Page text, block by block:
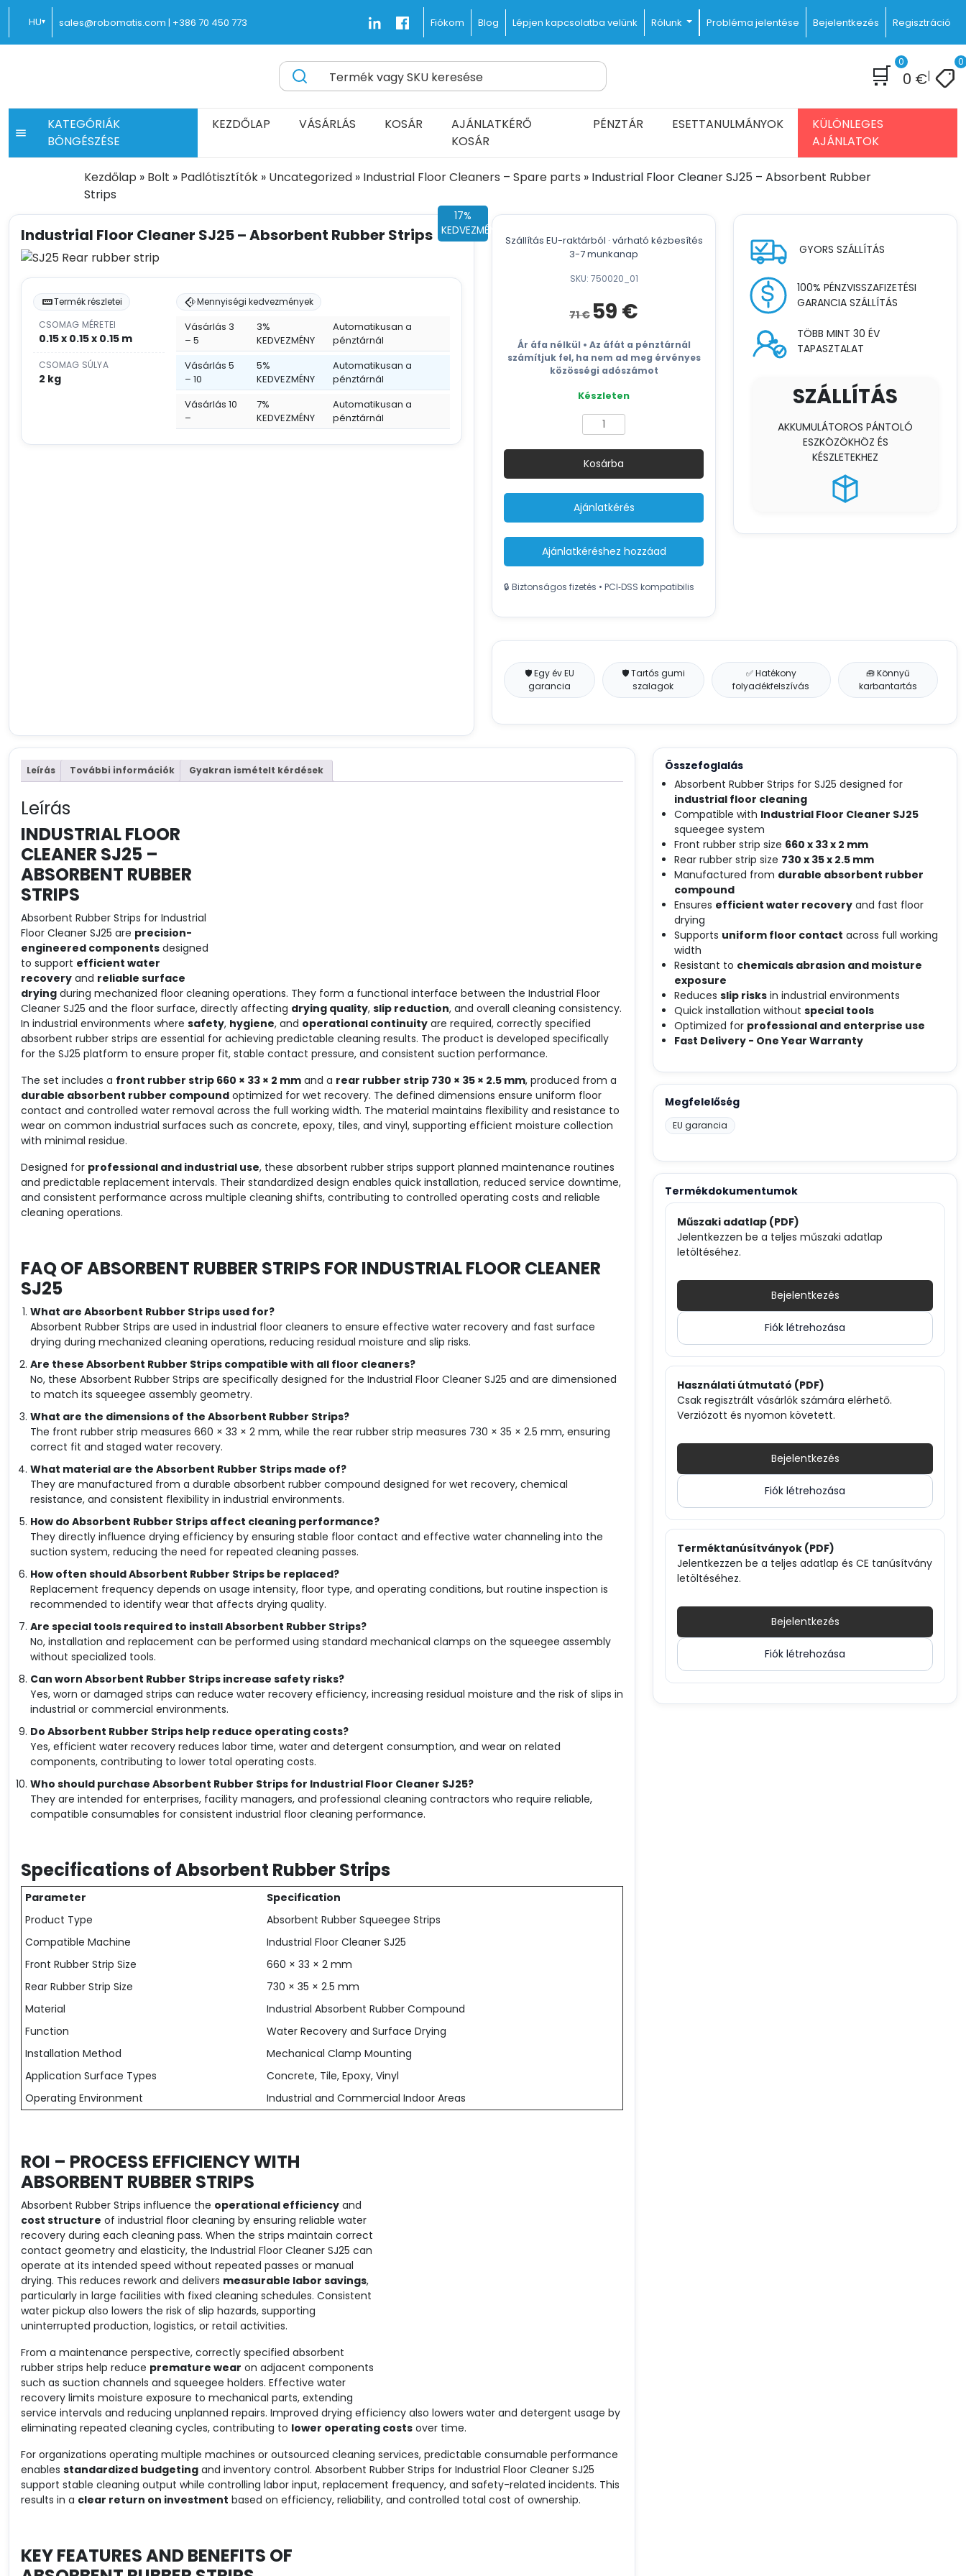
Ugrás
tartalomra
HU▾ sales@robomatis.com | +386 70 450 773 Fiókom Blog Lépjen kapcsolatba velünk Rólunk Probléma jelentése Bejelentkezés Regisztráció
pantolas.hu® – Kiváló minőségű csomagolóeszközök gyors kiszállítása
Battery Strapping Tools and Packing Machines Delivered Fast and Free
Termék vagy SKU keresése 🛒 0
0 €|
0
KATEGÓRIÁK
BÖNGÉSZÉSE
KEZDŐLAP VÁSÁRLÁS KOSÁR
AJÁNLATKÉRŐ
KOSÁR
PÉNZTÁR ESETTANULMÁNYOK
KÜLÖNLEGES
AJÁNLATOK
Kezdőlap » Bolt » Padlótisztítók » Uncategorized » Industrial Floor Cleaners – Spare parts » Industrial Floor Cleaner SJ25 – Absorbent Rubber
Strips
Industrial Floor Cleaner SJ25 – Absorbent Rubber Strips
17%
KEDVEZMÉNY
Termék részletei
CSOMAG MÉRETEI
0.15 x 0.15 x 0.15 m
CSOMAG SÚLYA
2 kg
Mennyiségi kedvezmények
Vásárlás 3
– 5
3%
KEDVEZMÉNY
Automatikusan a
pénztárnál
Vásárlás 5
– 10
5%
KEDVEZMÉNY
Automatikusan a
pénztárnál
Vásárlás 10
–
7%
KEDVEZMÉNY
Automatikusan a
pénztárnál
Szállítás EU-raktárból · várható kézbesítés
3-7 munkanap
SKU: 750020_01
71€
Det
ursprungliga
var:
71 €.
59 €
är:
59 €.
Ár áfa nélkül • Az áfát a pénztárnál
számítjuk fel, ha nem ad meg érvényes
közösségi adószámot
Készleten
Industrial
Floor
Cleaner
SJ25
-
Absorbent
Rubber
Strips
mennyiség
Kosárba
Ajánlatkérés
Ajánlatkéréshez hozzáad
🔒 Biztonságos fizetés • PCI‑DSS kompatibilis
GYORS SZÁLLÍTÁS
100% PÉNZVISSZAFIZETÉSI
GARANCIA SZÁLLÍTÁS
TÖBB MINT 30 ÉV
TAPASZTALAT
SZÁLLÍTÁS
AKKUMULÁTOROS PÁNTOLÓ
ESZKÖZÖKHÖZ ÉS
KÉSZLETEKHEZ
🛡️ Egy év EU
garancia
🛡️ Tartós gumi
szalagok
✅ Hatékony
folyadékfelszívás
🧰 Könnyű
karbantartás
Leírás További információk Gyakran ismételt kérdések
Leírás
INDUSTRIAL FLOOR
CLEANER SJ25 –
ABSORBENT RUBBER
STRIPS
Absorbent Rubber Strips for Industrial
Floor Cleaner SJ25 are precision-
engineered components designed
to support efficient water
recovery and reliable surface
drying during mechanized floor cleaning operations. They form a functional interface between the Industrial Floor
Cleaner SJ25 and the floor surface, directly affecting drying quality, slip reduction, and overall cleaning consistency.
In industrial environments where safety, hygiene, and operational continuity are required, correctly specified
absorbent rubber strips are essential for achieving predictable cleaning results. The product is developed specifically
for the SJ25 platform to ensure proper fit, stable contact pressure, and consistent suction performance.
The set includes a front rubber strip 660 × 33 × 2 mm and a rear rubber strip 730 × 35 × 2.5 mm, produced from a
durable absorbent rubber compound optimized for wet recovery. The defined dimensions ensure uniform floor
contact and controlled water removal across the full working width. The material maintains flexibility and resistance to
wear on common industrial surfaces such as concrete, epoxy, tiles, and vinyl, supporting efficient moisture collection
with minimal residue.
Designed for professional and industrial use, these absorbent rubber strips support planned maintenance routines
and predictable replacement intervals. Their standardized design enables quick installation, reduced service downtime,
and consistent performance across multiple cleaning shifts, contributing to controlled operating costs and reliable
cleaning operations.
FAQ OFABSORBENT RUBBER STRIPS FOR INDUSTRIAL FLOOR CLEANER
SJ25
What are Absorbent Rubber Strips used for?
Absorbent Rubber Strips are used in industrial floor cleaners to ensure effective water recovery and fast surface
drying during mechanized cleaning operations, reducing residual moisture and slip risks.
Are these Absorbent Rubber Strips compatible with all floor cleaners?
No, these Absorbent Rubber Strips are specifically designed for the Industrial Floor Cleaner SJ25 and are dimensioned
to match its squeegee assembly geometry.
What are the dimensions of the Absorbent Rubber Strips?
The front rubber strip measures 660 × 33 × 2 mm, while the rear rubber strip measures 730 × 35 × 2.5 mm, ensuring
correct fit and staged water recovery.
What material are the Absorbent Rubber Strips made of?
They are manufactured from a durable absorbent rubber compound designed for wet recovery, chemical
resistance, and consistent flexibility in industrial environments.
How do Absorbent Rubber Strips affect cleaning performance?
They directly influence drying efficiency by ensuring stable floor contact and effective water channeling into the
suction system, reducing the need for repeated cleaning passes.
How often should Absorbent Rubber Strips be replaced?
Replacement frequency depends on usage intensity, floor type, and operating conditions, but routine inspection is
recommended to identify wear that affects drying quality.
Are special tools required to install Absorbent Rubber Strips?
No, installation and replacement can be performed using standard mechanical clamps on the squeegee assembly
without specialized tools.
Can worn Absorbent Rubber Strips increase safety risks?
Yes, worn or damaged strips can reduce water recovery efficiency, increasing residual moisture and the risk of slips in
industrial or commercial environments.
Do Absorbent Rubber Strips help reduce operating costs?
Yes, efficient water recovery reduces labor time, water and detergent consumption, and wear on related
components, contributing to lower total operating costs.
Who should purchase Absorbent Rubber Strips for Industrial Floor Cleaner SJ25?
They are intended for enterprises, facility managers, and professional cleaning contractors who require reliable,
compatible consumables for consistent industrial floor cleaning performance.
Specifications of Absorbent Rubber Strips
Parameter
Specification
Product Type
Absorbent Rubber Squeegee Strips
Compatible Machine
Industrial Floor Cleaner SJ25
Front Rubber Strip Size
660 × 33 × 2 mm
Rear Rubber Strip Size
730 × 35 × 2.5 mm
Material
Industrial Absorbent Rubber Compound
Function
Water Recovery and Surface Drying
Installation Method
Mechanical Clamp Mounting
Application Surface Types
Concrete, Tile, Epoxy, Vinyl
Operating Environment
Industrial and Commercial Indoor Areas
ROI – PROCESS EFFICIENCY WITH
ABSORBENT RUBBER STRIPS
Absorbent Rubber Strips influence the operational efficiency and
cost structure of industrial floor cleaning by ensuring reliable water
recovery during each cleaning pass. When the strips maintain correct
contact geometry and elasticity, the Industrial Floor Cleaner SJ25 can
operate at its intended speed without repeated passes or manual
drying. This reduces rework and delivers measurable labor savings,
particularly in large facilities with fixed cleaning schedules. Consistent
water pickup also lowers the risk of slip hazards, supporting
uninterrupted production, logistics, or retail activities.
From a maintenance perspective, correctly specified absorbent
rubber strips help reduce premature wear on adjacent components
such as suction channels and squeegee holders. Effective water
recovery limits moisture exposure to mechanical parts, extending
service intervals and reducing unplanned repairs. Improved drying efficiency also lowers water and detergent usage by
eliminating repeated cleaning cycles, contributing to lower operating costs over time.
For organizations operating multiple machines or outsourced cleaning services, predictable consumable performance
enables standardized budgeting and inventory control. Absorbent Rubber Strips for Industrial Floor Cleaner SJ25
support stable cleaning output while controlling labor input, replacement frequency, and safety-related incidents. This
results in a clear return on investment based on efficiency, reliability, and controlled total cost of ownership.
KEY FEATURES AND BENEFITS OF
Összefoglalás
Absorbent Rubber Strips for SJ25 designed for
industrial floor cleaning
Compatible with Industrial Floor Cleaner SJ25
squeegee system
Front rubber strip size 660 x 33 x 2 mm
Rear rubber strip size 730 x 35 x 2.5 mm
Manufactured from durable absorbent rubber
compound
Ensures efficient water recovery and fast floor
drying
Supports uniform floor contact across full working
width
Resistant to chemicals abrasion and moisture
exposure
Reduces slip risks in industrial environments
Quick installation without special tools
Optimized for professional and enterprise use
Fast Delivery - One Year Warranty
Megfelelőség
EU garancia
Termékdokumentumok
Műszaki adatlap (PDF)
Jelentkezzen be a teljes műszaki adatlap
letöltéséhez.
Bejelentkezés
Fiók létrehozása
Használati útmutató (PDF)
Csak regisztrált vásárlók számára elérhető.
Verziózott és nyomon követett.
Bejelentkezés
Fiók létrehozása
Terméktanúsítványok (PDF)
Jelentkezzen be a teljes adatlap és CE tanúsítvány
letöltéséhez.
Bejelentkezés
Fiók létrehozása